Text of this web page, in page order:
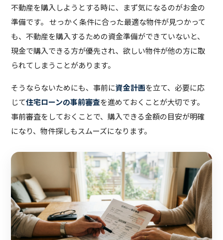
不動産を購入しようとする時に、まず気になるのがお金の
準備です。 せっかく条件に合った最適な物件が見つかって
も、不動産を購入するための資金準備ができていないと、
現金で購入できる方が優先され、欲しい物件が他の方に取
られてしまうことがあります。
そうならないためにも、事前に資金計画を立て、必要に応
じて住宅ローンの事前審査を進めておくことが大切です。
事前審査をしておくことで、購入できる金額の目安が明確
になり、物件探しもスムーズになります。